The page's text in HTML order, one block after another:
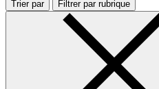
Trier par Filtrer par rubrique